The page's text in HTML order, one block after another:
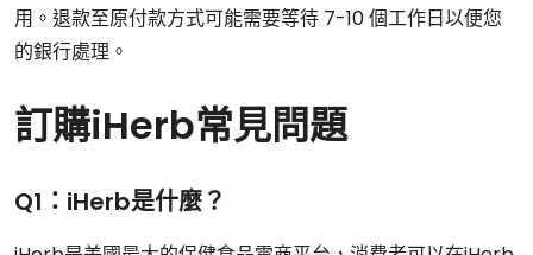
用。退款至原付款方式可能需要等待 7-10 個工作日以便您
的銀行處理。
訂購iHerb常見問題
Q1：iHerb是什麼？